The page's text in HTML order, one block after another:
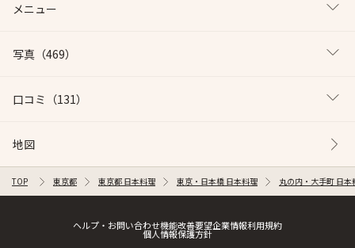
メニュー
写真 （469）
口コミ （131）
地図
TOP 東京都 東京都 日本料理 東京・日本橋 日本料理 丸の内・大手町 日本
ヘルプ・お問い合わせ機能改善要望企業情報利用規約
個人情報保護方針